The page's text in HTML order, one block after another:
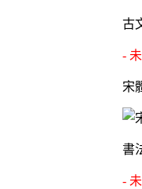
古
-
宋
書
-